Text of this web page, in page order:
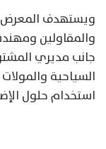
ويستهدف المعرض
والمقاولين
جانب مديري
السياحية
استخدام حلول